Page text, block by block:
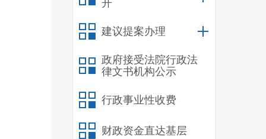
开
建议提案办理
政府接受法院行政法
律文书机构公示
行政事业性收费
财政资金直达基层